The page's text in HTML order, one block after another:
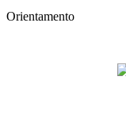
Orientamento